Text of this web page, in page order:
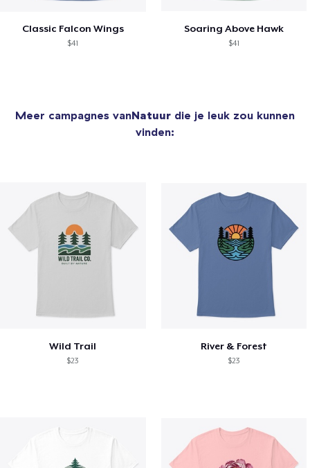
Classic Falcon Wings
$41
Soaring Above Hawk
$41
Meer campagnes vanNatuur die je leuk zou kunnen
vinden:
Wild Trail
$23
River & Forest
$23